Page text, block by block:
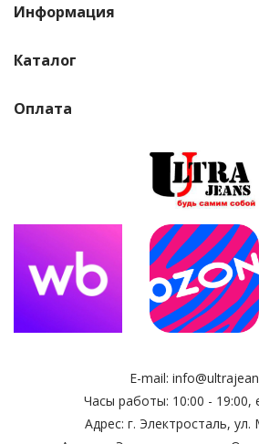
E-mail:
Часы работы: 10:00 - 19:00,
Адрес: г. Электросталь,
Информация
Каталог
Оплата